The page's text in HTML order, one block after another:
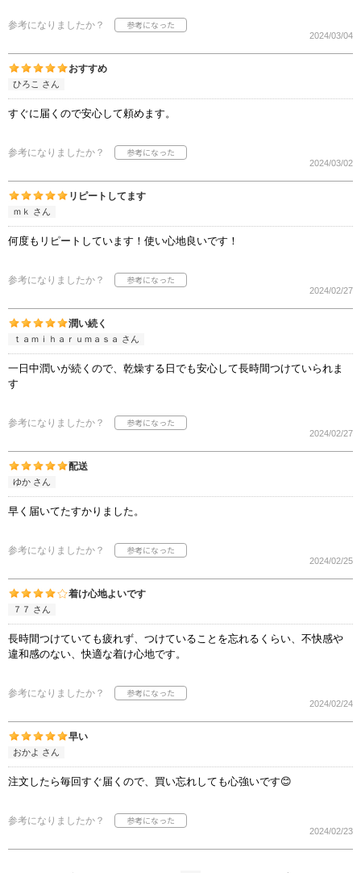
参考になりましたか？
2024/03/04
おすすめ
ひろこ さん
すぐに届くので安心して頼めます。
参考になりましたか？
2024/03/02
リピートしてます
ｍｋ さん
何度もリピートしています！使い心地良いです！
参考になりましたか？
2024/02/27
潤い続く
ｔａｍｉｈａｒｕｍａｓａ さん
一日中潤いが続くので、乾燥する日でも安心して長時間つけていられま
す
参考になりましたか？
2024/02/27
配送
ゆか さん
早く届いてたすかりました。
参考になりましたか？
2024/02/25
着け心地よいです
７７ さん
長時間つけていても疲れず、つけていることを忘れるくらい、不快感や
違和感のない、快適な着け心地です。
参考になりましたか？
2024/02/24
早い
おかよ さん
注文したら毎回すぐ届くので、買い忘れしても心強いです😊
参考になりましたか？
2024/02/23